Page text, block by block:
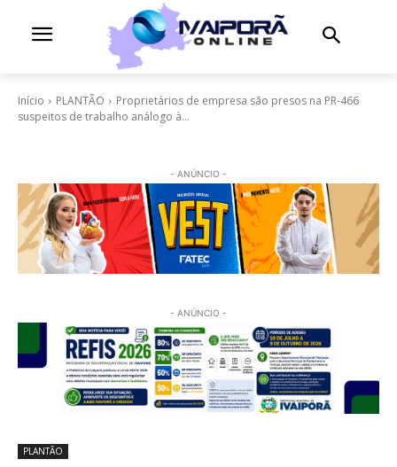
Início PLANTÃO
Proprietários de empresa são presos na PR-466
suspeitos de trabalho análogo à...
- ANÚNCIO -
- ANÚNCIO -
PLANTÃO